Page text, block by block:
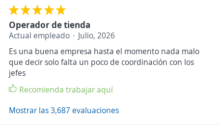
Operador de tienda
Actual empleado
Julio, 2026
Es una buena empresa hasta el momento nada malo
que decir solo falta un poco de coordinación con los
jefes
Recomienda trabajar aquí
Mostrar las 3,687 evaluaciones